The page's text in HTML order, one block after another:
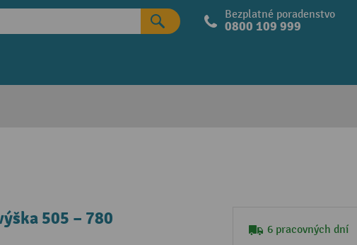
Bezplatné poradenstvo
0800 109 999
505 – 780
6 pracovných dní